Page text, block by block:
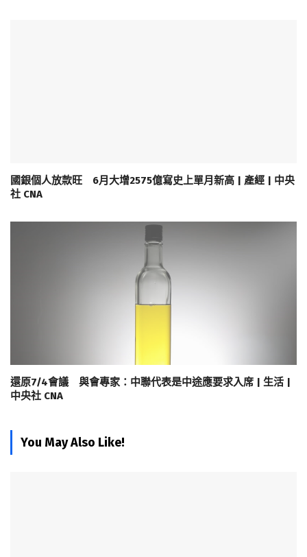
國銀個人放款旺 6月大增2575億寫史上單月新高 | 產經 | 中央
社 CNA
還原7/4會議 與會專家：中聯代表是中途應要求入席 | 生活 |
中央社 CNA
You May Also Like!